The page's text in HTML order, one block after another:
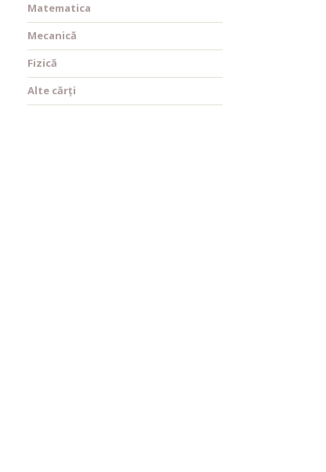
Matematica
Mecanică
Fizică
Alte cărți